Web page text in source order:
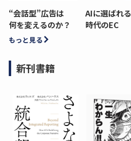
“会話型”広告は
何を変えるのか？
AIに選ばれる
時代のEC
もっと見る
新刊書籍